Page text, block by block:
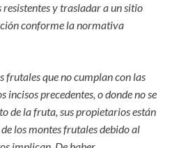
y trasladar a un sitio
conforme la normativa
frutales que no cumplan con las
incisos precedentes, o donde no se
de la fruta, sus propietarios están
los montes frutales debido al